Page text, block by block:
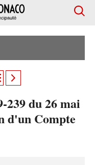
du 26 mai
d'un Compte